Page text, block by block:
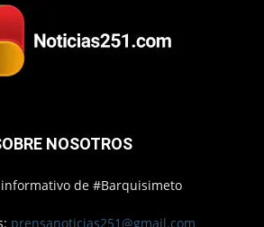
NOSOTROS
informativo de #Barquisimeto
prensanoticias251@gmail.com